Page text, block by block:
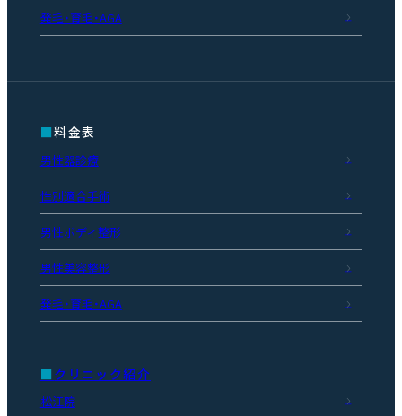
発毛・育毛・AGA
料金表
男性器診療
性別適合手術
男性ボディ整形
男性美容整形
発毛・育毛・AGA
クリニック紹介
松江院